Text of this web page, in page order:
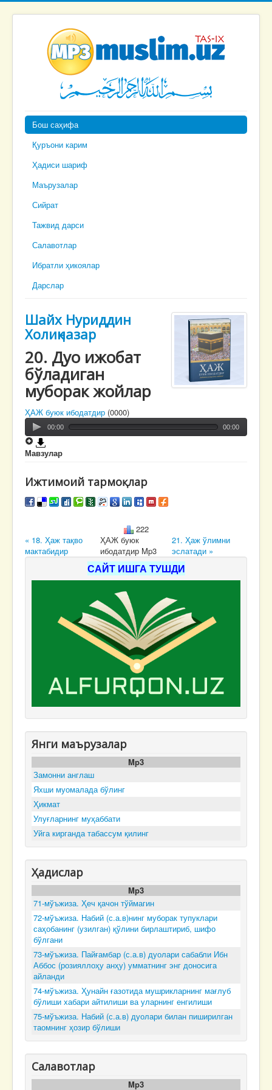
Бош саҳифа
Қуръони карим
Ҳадиси шариф
Маърузалар
Сийрат
Тажвид дарси
Салавотлар
Ибратли ҳикоялар
Дарслар
Шайх Нуриддин
Холиқназар
20. Дуо ижобат
бўладиган
муборак жойлар
ҲАЖ буюк ибодатдир (0000)
00:00 00:00
Мавзулар
Ижтимоий тармоқлар
222
« 18. Ҳаж тақво
мактабидир
ҲАЖ буюк
ибодатдир Mp3
21. Ҳаж ўлимни
эслатади »
САЙТ ИШГА ТУШДИ
Янги маърузалар
Mp3
Замонни англаш
Яхши муомалада бўлинг
Ҳикмат
Улуғларнинг муҳаббати
Уйга кирганда табассум қилинг
Ҳадислар
Mp3
71-мўъжиза. Ҳеч қачон тўймагин
72-мўъжиза. Набий (с.а.в)нинг муборак тупуклари
саҳобанинг (узилган) қўлини бирлаштириб, шифо
бўлгани
73-мўъжиза. Пайғамбар (с.а.в) дуолари сабабли Ибн
Аббос (розияллоҳу анҳу) умматнинг энг доносига
айланди
74-мўъжиза. Ҳунайн ғазотида мушрикларнинг мағлуб
бўлиши хабари айтилиши ва уларнинг енгилиши
75-мўъжиза. Набий (с.а.в) дуолари билан пиширилган
таомнинг ҳозир бўлиши
Салавотлар
Mp3